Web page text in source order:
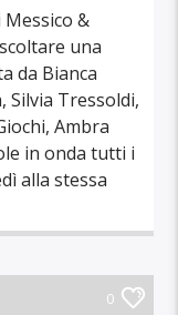
&
una
da Bianca
Silvia Tressoldi,
Ambra
in onda tutti i
alla stessa
0